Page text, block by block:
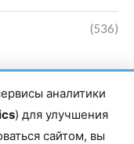
(536)
аналитики
) для улучшения
сайтом, вы